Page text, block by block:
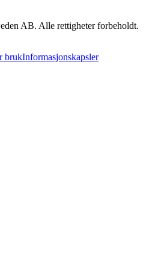
AB. Alle rettigheter forbeholdt.
brukInformasjonskapsler